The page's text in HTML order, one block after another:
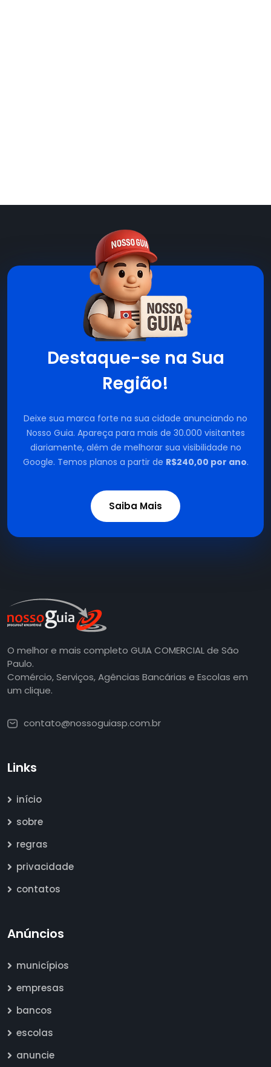
Destaque-se na Sua
Região!
Deixe sua marca forte na sua cidade anunciando no
Nosso Guia. Apareça para mais de 30.000 visitantes
diariamente, além de melhorar sua visibilidade no
Google. Temos planos a partir de R$240,00 por ano.
Saiba Mais
O melhor e mais completo GUIA COMERCIAL de São
Paulo.
Comércio, Serviços, Agências Bancárias e Escolas em
um clique.
contato@nossoguiasp.com.br
Links
início
sobre
regras
privacidade
contatos
Anúncios
municípios
empresas
bancos
escolas
anuncie